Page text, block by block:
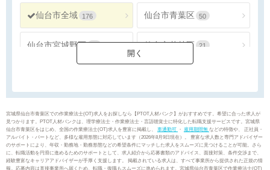
仙台市全域 176 仙台市青葉区 50
仙台市宮城野区 仙台市若林区 21
気仙沼市 11 白石市 7
名取市 6 角田市 4
宮城県仙台市青葉区での作業療法士(OT)求人をお探しなら【PTOT人材バンク】がおすすめです。希望に合った求人が
見つかります。PTOT人材バンクは、理学療法士・作業療法士・言語聴覚士に特化した転職支援サービスです。宮城県
仙台市青葉区をはじめ、全国の作業療法士(OT)求人を豊富に掲載し、 車通勤可 ・ 雇用期間無 などの特徴や、 正社員・
アルバイト・パートなど、多様な雇用形態に対応しています（2026年8月9日現在）。 豊富な求人数と専門アドバイザー
のサポートにより、年収・勤務地・勤務形態などの希望条件にマッチした求人をスムーズに見つけることが可能。さら
に、転職活動を円滑に進めるためのサポートとして、求人紹介から応募書類のアドバイス、面接対策、条件交渉まで、
経験豊富なキャリアアドバイザーが手厚く支援します。 掲載されている求人は、すべて事業所から提供された正規の情
報。応募内容は直接事業所へ届くため、転職・復職もスムーズに進められます。宮城県仙台市青葉区で作業療法士(OT)